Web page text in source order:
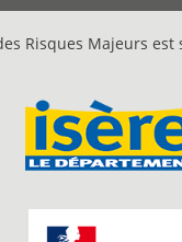
Risques Majeurs est